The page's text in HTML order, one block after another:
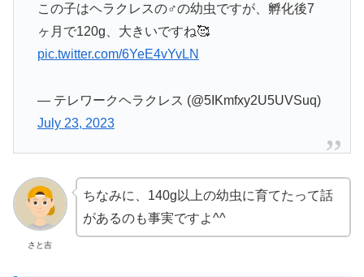
この子はヘラクレスの♂の幼虫ですが、孵化後7
ヶ月で120g、大きいですね🥰
pic.twitter.com/6YeE4vYvLN
— テレワークヘラクレス (@5IKmfxy2U5UVSuq)
July 23, 2023
さと吉
ちなみに、140g以上の幼虫に育てたって話
があるのも事実ですよ^^